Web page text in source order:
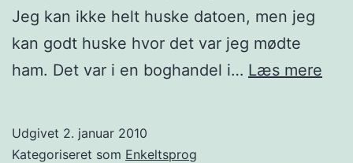
Jeg kan ikke helt huske datoen, men jeg
kan godt huske hvor det var jeg mødte
ham. Det var i en boghandel i… Læs mere
Udgivet 2. januar 2010
Kategoriseret som Enkeltsprog